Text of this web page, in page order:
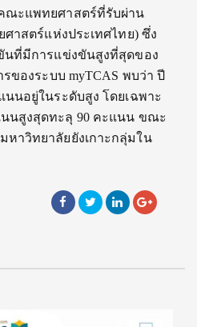
ณะแพทยศาสตร์ที่รับผ่าน
าสตร์แห่งประเทศไทย) ซึ่ง
นที่มีการแข่งขันสูงที่สุดของ
ของระบบ myTCAS พบว่า ปี
นอยู่ในระดับสูง โดยเฉพาะ
นสูงสุดทะลุ 90 คะแนน ขณะ
าวิทยาลัยยังเกาะกลุ่มใน